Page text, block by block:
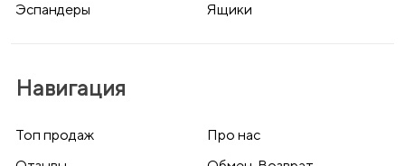
Эспандеры
Ящики
Навигация
Топ продаж
Про нас